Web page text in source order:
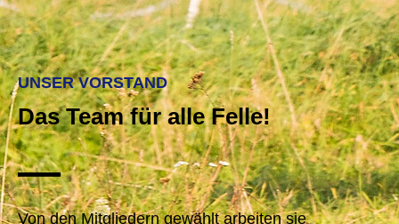
UNSER VORSTAND
Das Team für alle Felle!
—
Von den Mitgliedern gewählt arbeiten sie